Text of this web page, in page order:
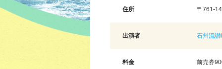
住所 〒761-
出演者 石州流讃
料金 前売券